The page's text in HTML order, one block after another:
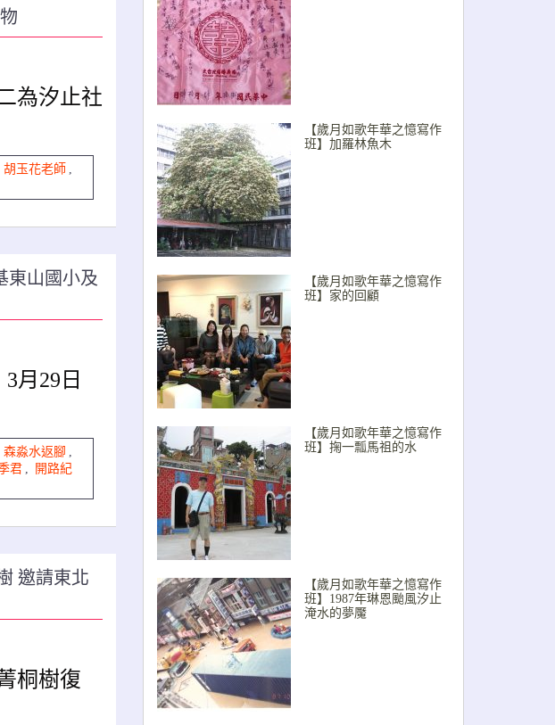
為汐止社
胡玉花老師 ,
東山國小及
月29日
森淼水返腳 ,
君 ,
開路紀
邀請東北
桐樹復
【歲月如歌年華之憶寫作
班】加羅林魚木
【歲月如歌年華之憶寫作
班】家的回顧
【歲月如歌年華之憶寫作
班】掬一瓢馬祖的水
【歲月如歌年華之憶寫作
班】1987年琳恩颱風汐止
淹水的夢魘